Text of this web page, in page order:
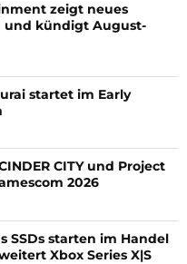
zeigt neues
und kündigt August-
startet im Early
CITY und Project
2026
SSDs starten im Handel
Xbox Series X|S